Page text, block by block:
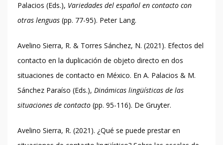
Palacios (Eds.), Variedades del español en contacto con
otras lenguas (pp. 77-95). Peter Lang.
Avelino Sierra, R. & Torres Sánchez, N. (2021). Efectos del
contacto en la duplicación de objeto directo en dos
situaciones de contacto en México. En A. Palacios & M.
Sánchez Paraíso (Eds.), Dinámicas lingüísticas de las
situaciones de contacto (pp. 95-116). De Gruyter.
Avelino Sierra, R. (2021). ¿Qué se puede prestar en